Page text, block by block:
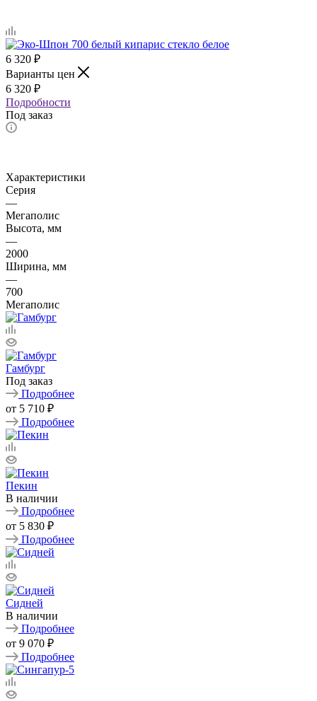
6 320 ₽
Варианты цен
6 320 ₽
Подробности
Под заказ
Характеристики
Серия
—
Мегаполис
Высота, мм
—
2000
Ширина, мм
—
700
Мегаполис
Гамбург
Под заказ
Подробнее
от 5 710 ₽
Подробнее
Пекин
В наличии
Подробнее
от 5 830 ₽
Подробнее
Сидней
В наличии
Подробнее
от 9 070 ₽
Подробнее